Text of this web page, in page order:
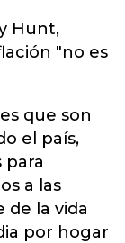
Hunt,
"no es
que son
el país,
para
a las
de la vida
por hogar